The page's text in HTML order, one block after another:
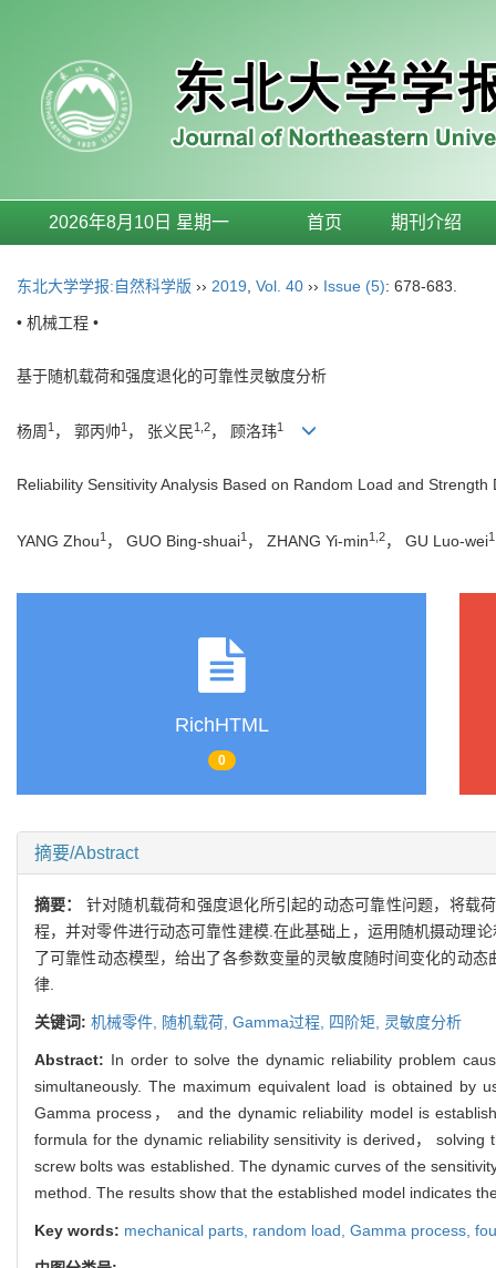
2026年8月10日 星期一 首页 期刊介绍
东北大学学报:自然科学版 ›› 2019 Vol. 40 ›› Issue (5): 678-683.
• 机械工程 •
基于随机载荷和强度退化的可靠性灵敏度分析
杨周 1 ， 郭丙帅1 ， 张义民1,2， 顾洛玮1
Reliability Sensitivity Analysis Based on Random Load and Strength
YANG Zhou1 ， GUO Bing-shuai1 ， ZHANG Yi-min1,2， GU Luo-wei1
RichHTML
0
摘要/Abstract
摘要： 针对随机载荷和强度退化所引起的动态可靠性问题，将载
程，并对零件进行动态可靠性建模.在此基础上，运用随机摄动理
了可靠性动态模型，给出了各参数变量的灵敏度随时间变化的动
律.
关键词: 机械零件, 随机载荷, Gamma过程, 四阶矩, 灵敏度分析
Abstract: In order to solve the dynamic reliability problem
simultaneously. The maximum equivalent load is obtained by
Gamma process， and the dynamic reliability model is
formula for the dynamic reliability sensitivity is derived，
screw bolts was established. The dynamic curves of the
method. The results show that the established model indicates
Key words: mechanical parts, random load, Gamma process,